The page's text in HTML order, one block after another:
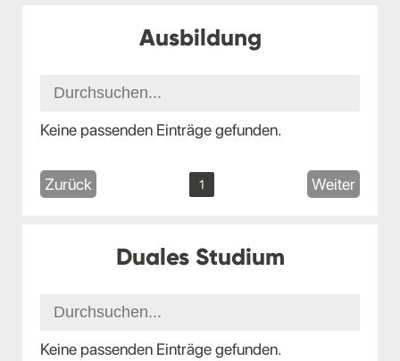
Ausbildung
Keine passenden Einträge gefunden.
Zurück 1 Weiter
Duales Studium
Keine passenden Einträge gefunden.